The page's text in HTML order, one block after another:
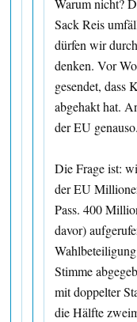
Warum nicht?
Sack Reis
dürfen wir
denken. Vor
gesendet, dass
abgehakt hat.
der EU genauso.
Die Frage ist:
der EU
Pass. 400
davor)
Stimme
mit doppelter
die Hälfte